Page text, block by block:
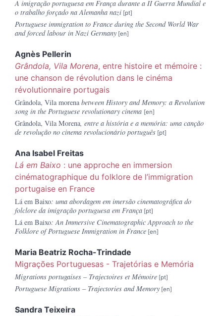
A imigração portuguesa em França durante a II Guerra Mundial e
o trabalho forçado na Alemanha nazi
Portuguese immigration to France during the Second World War
and forced labour in Nazi Germany
Agnès Pellerin
Grândola, Vila Morena, entre histoire et mémoire :
une chanson de révolution dans le cinéma
révolutionnaire portugais
Grândola, Vila morenabetween History and Memory: a Revolution
song in the Portuguese revolutionary cinema
Grândola, Vila Morena, entre a história e a memória: uma canção
de revolução no cinema revolucionário português
Ana Isabel Freitas
Lá em Baixo : une approche en immersion
cinématographique du folklore de l’immigration
portugaise en France
Lá em Baixo: uma abordagem em imersão cinematográfica do
folclore da imigração portuguesa em França
Lá em Baixo: An Immersive Cinematographic Approach to the
Folklore of Portuguese Immigration in France
Maria Beatriz Rocha-Trindade
Migrações Portuguesas - Trajetórias e Memória
Migrations portugaises – Trajectoires et Mémoire
Portuguese Migrations – Trajectories and Memory
Sandra Teixeira